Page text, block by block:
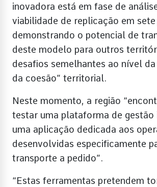
inovadora está em fase de
viabilidade de replicação em sete
demonstrando o potencial de
deste modelo para outros
desafios semelhantes ao nível
da coesão” territorial.
Neste momento, a região
testar uma plataforma de gestão
uma aplicação dedicada aos
desenvolvidas especificamente
transporte a pedido”.
“Estas ferramentas pretendem